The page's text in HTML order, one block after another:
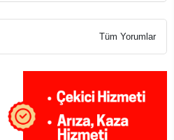
Tüm Yorumlar